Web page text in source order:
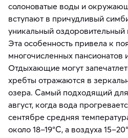
солоноватые воды и
вступают в причудливый
уникальный
Эта особенность привела к
многочисленных пансионатов
Отдыхающие могут
хребты отражаются в
озера. Самый подходящий
август, когда вода
сентябре средняя
около 18–19°С, а воздуха